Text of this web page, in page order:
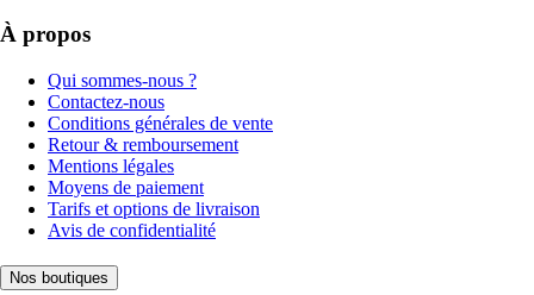
À propos
Qui sommes-nous ?
Contactez-nous
Conditions générales de vente
Retour & remboursement
Mentions légales
Moyens de paiement
Tarifs et options de livraison
Avis de confidentialité
Nos boutiques